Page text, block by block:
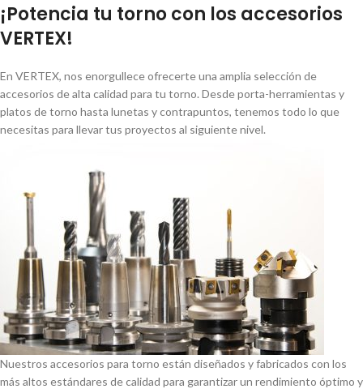
¡Potencia tu torno con los accesorios
VERTEX!
En VERTEX, nos enorgullece ofrecerte una amplia selección de
accesorios de alta calidad para tu torno. Desde porta-herramientas y
platos de torno hasta lunetas y contrapuntos, tenemos todo lo que
necesitas para llevar tus proyectos al siguiente nivel.
Nuestros accesorios para torno están diseñados y fabricados con los
más altos estándares de calidad para garantizar un rendimiento óptimo y